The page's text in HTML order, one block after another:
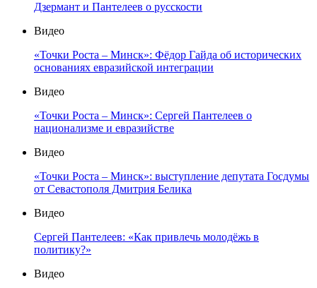
Дзермант и Пантелеев о русскости
Видео
«Точки Роста – Минск»: Фёдор Гайда об исторических
основаниях евразийской интеграции
Видео
«Точки Роста – Минск»: Сергей Пантелеев о
национализме и евразийстве
Видео
«Точки Роста – Минск»: выступление депутата Госдумы
от Севастополя Дмитрия Белика
Видео
Сергей Пантелеев: «Как привлечь молодёжь в
политику?»
Видео